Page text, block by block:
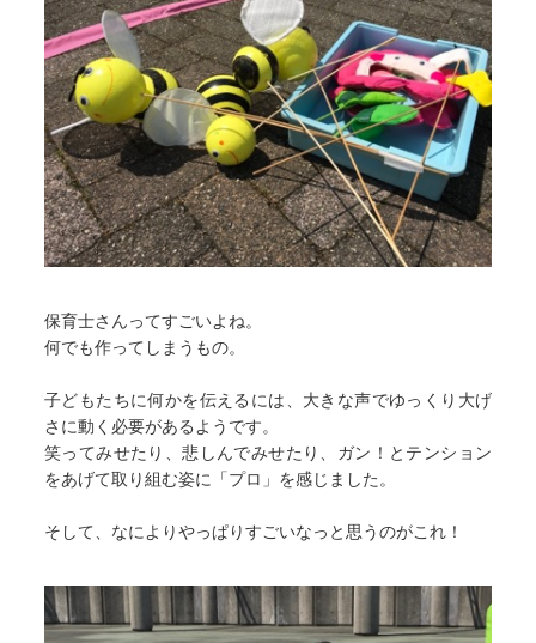
保育士さんってすごいよね。
何でも作ってしまうもの。
子どもたちに何かを伝えるには、大きな声でゆっくり大げ
さに動く必要があるようです。
笑ってみせたり、悲しんでみせたり、ガン！とテンション
をあげて取り組む姿に「プロ」を感じました。
そして、なによりやっぱりすごいなっと思うのがこれ！